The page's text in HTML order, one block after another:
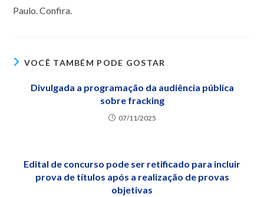
Paulo. Confira.
VOCÊ TAMBÉM PODE GOSTAR
Divulgada a programação da audiência pública
sobre fracking
07/11/2025
Edital de concurso pode ser retificado para incluir
prova de títulos após a realização de provas
objetivas